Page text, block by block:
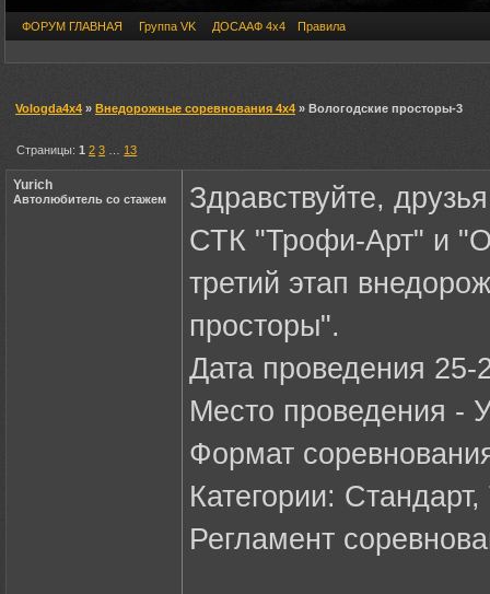
ФОРУМ ГЛАВНАЯ Группа VK ДОСААФ 4х4 Правила
Vologda4x4 » Внедорожные соревнования 4х4 » Вологодские просторы-3
Страницы:1 2 3 13
Yurich
Автолюбитель со стажем
Здравствуйте,
СТК "Трофи-Арт" и
третий этап
просторы".
Дата проведения 25-
Место проведения -
Формат
Категории:
Регламент